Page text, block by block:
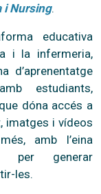
i Nursing.
educativa
i la infermeria,
d’aprenentatge
estudiants,
dóna accés a
imatges i vídeos
amb l’eina
per generar
les.